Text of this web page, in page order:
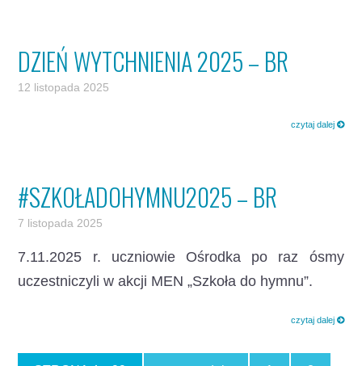
DZIEŃ WYTCHNIENIA 2025 – BR
12 listopada 2025
czytaj dalej
#SZKOŁADOHYMNU2025 – BR
7 listopada 2025
7.11.2025 r. uczniowie Ośrodka po raz ósmy
uczestniczyli w akcji MEN „Szkoła do hymnu”.
czytaj dalej